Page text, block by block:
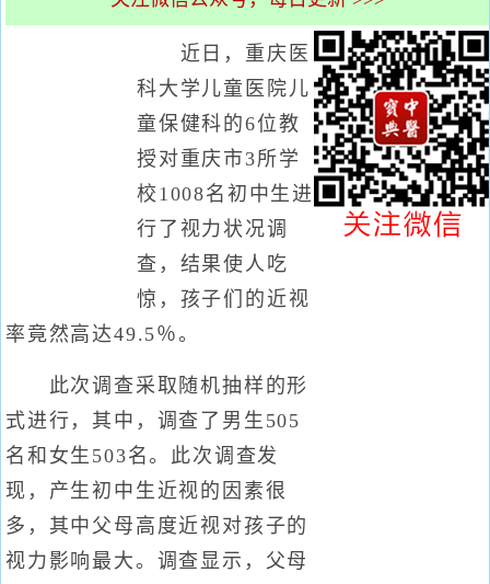
近日，重庆医
科大学儿童医院儿
童保健科的6位教
授对重庆市3所学
校1008名初中生进
行了视力状况调
查，结果使人吃
惊，孩子们的近视
率竟然高达49.5％。
此次调查采取随机抽样的形
式进行，其中，调查了男生505
名和女生503名。此次调查发
现，产生初中生近视的因素很
多，其中父母高度近视对孩子的
视力影响最大。调查显示，父母